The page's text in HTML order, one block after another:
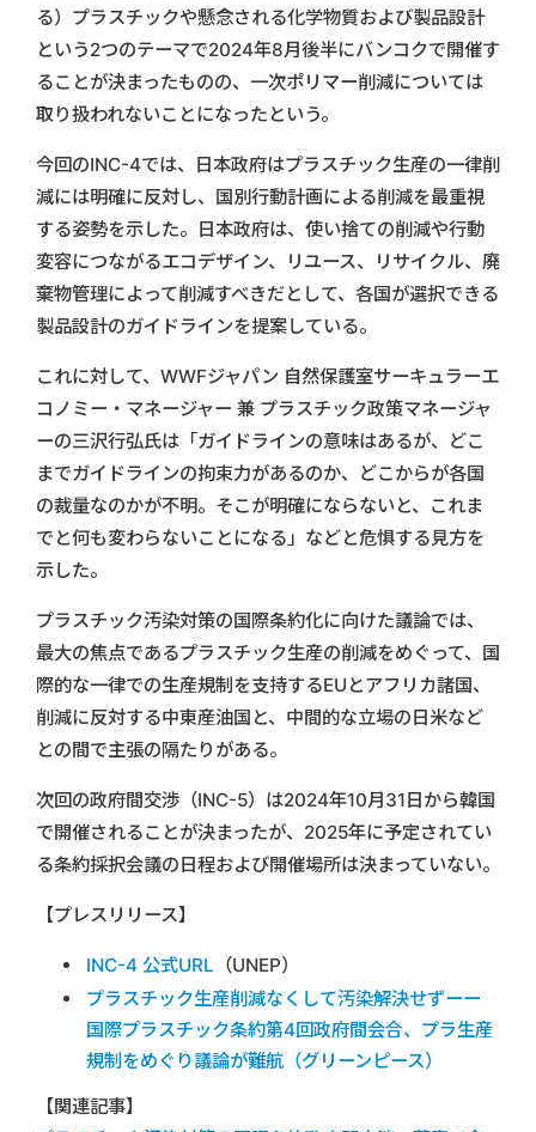
る）プラスチックや懸念される化学物質および製品設計
という2つのテーマで2024年8月後半にバンコクで開催す
ることが決まったものの、一次ポリマー削減については
取り扱われないことになったという。
今回のINC-4では、日本政府はプラスチック生産の一律削
減には明確に反対し、国別行動計画による削減を最重視
する姿勢を示した。日本政府は、使い捨ての削減や行動
変容につながるエコデザイン、リユース、リサイクル、廃
棄物管理によって削減すべきだとして、各国が選択できる
製品設計のガイドラインを提案している。
これに対して、WWFジャパン 自然保護室サーキュラーエ
コノミー・マネージャー 兼 プラスチック政策マネージャ
ーの三沢行弘氏は「ガイドラインの意味はあるが、どこ
までガイドラインの拘束力があるのか、どこからが各国
の裁量なのかが不明。そこが明確にならないと、これま
でと何も変わらないことになる」などと危惧する見方を
示した。
プラスチック汚染対策の国際条約化に向けた議論では、
最大の焦点であるプラスチック生産の削減をめぐって、国
際的な一律での生産規制を支持するEUとアフリカ諸国、
削減に反対する中東産油国と、中間的な立場の日米など
との間で主張の隔たりがある。
次回の政府間交渉（INC-5）は2024年10月31日から韓国
で開催されることが決まったが、2025年に予定されてい
る条約採択会議の日程および開催場所は決まっていない。
【プレスリリース】
INC-4 公式URL （UNEP）
プラスチック生産削減なくして汚染解決せずーー
国際プラスチック条約第4回政府間会合、プラ生産
規制をめぐり議論が難航（グリーンピース）
【関連記事】